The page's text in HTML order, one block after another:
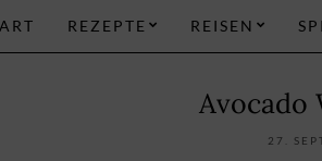
REZEPTE REISEN
Avocado
27.